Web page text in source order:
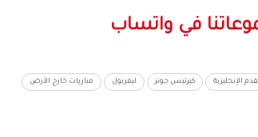
في واتساب
الإنجليزية كيرتيس جونز ليفربول مباريات خارج الأرض